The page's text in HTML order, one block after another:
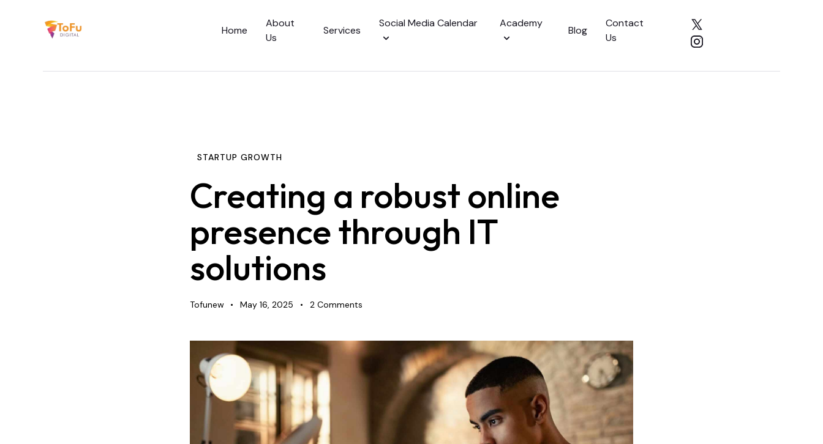
Home
About
Us
Services
Social Media Calendar Academy
Blog
Contact
Us
Social Media Calendar
Academy
Contact Us
STARTUP GROWTH
Creating a robust online
presence through IT
solutions
Tofunew May 16, 2025 2 Comments